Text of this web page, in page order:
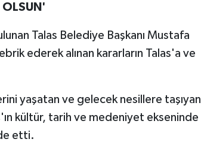
OLSUN'
Talas Belediye Başkanı Mustafa
ederek alınan kararların Talas'a ve
yaşatan ve gelecek nesillere taşıyan
kültür, tarih ve medeniyet ekseninde
etti.